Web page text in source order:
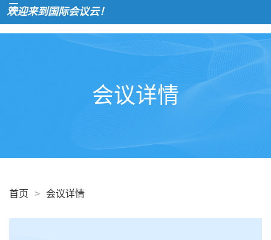
来到国际会议云！
会议详情
首页 > 会议详情